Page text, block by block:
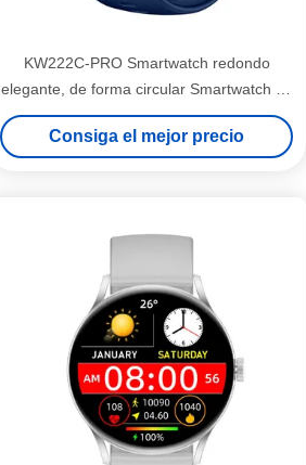
KW222C-PRO Smartwatch redondo
elegante, de forma circular Smartwatch de
vigilancia de la salud
Consiga el mejor precio